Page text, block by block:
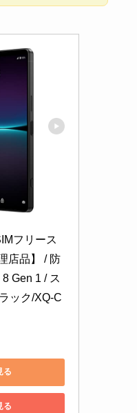
フリース
店品】 / 防
Gen 1 / ス
ック/XQ-C
る
る